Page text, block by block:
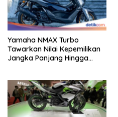
Yamaha NMAX Turbo
Tawarkan Nilai Kepemilikan
Jangka Panjang Hingga